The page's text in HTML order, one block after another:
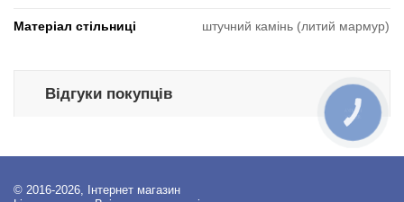
Матеріал стільниці штучний камінь (литий мармур)
Відгуки покупців
© 2016-2026, Інтернет магазин
КНОПКА
ЗВ'ЯЗКУ